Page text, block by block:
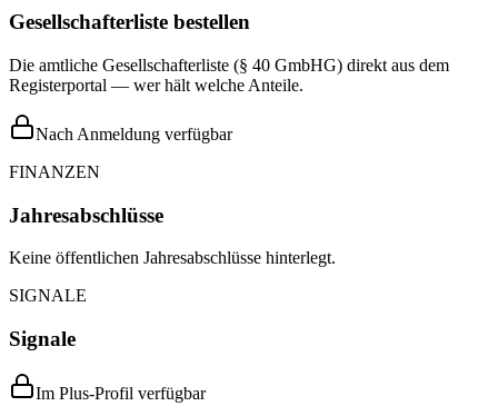
Gesellschafterliste bestellen
Die amtliche Gesellschafterliste (§ 40 GmbHG) direkt aus dem
Registerportal — wer hält welche Anteile.
Nach Anmeldung verfügbar
FINANZEN
Jahresabschlüsse
Keine öffentlichen Jahresabschlüsse hinterlegt.
SIGNALE
Signale
Im Plus-Profil verfügbar